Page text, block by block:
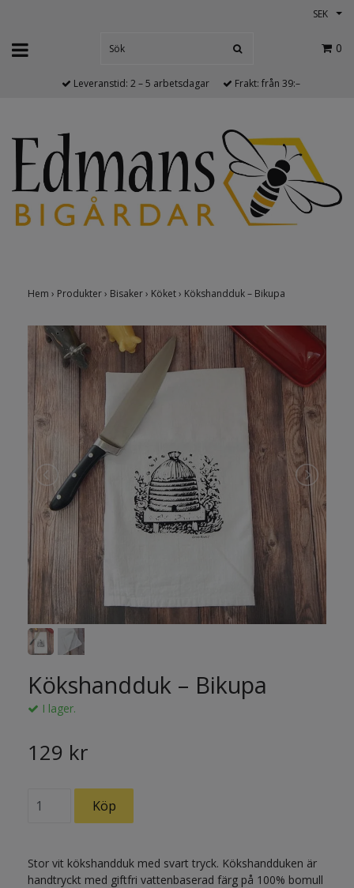
SEK
0
Leveranstid: 2 – 5 arbetsdagar Frakt: från 39:–
Hem › Produkter› Bisaker› Köket› Kökshandduk – Bikupa
Kökshandduk – Bikupa
I lager.
129 kr
Stor vit kökshandduk med svart tryck. Kökshandduken är
handtryckt med giftfri vattenbaserad färg på 100% bomull